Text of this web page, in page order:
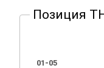
Позиция
01-05